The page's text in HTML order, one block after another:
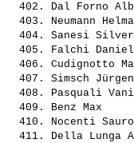
  402.
Dal
  403.
  404.
Sanesi
  405.
Falchi
  406.
  407.
Simsch
  408.
  409.
Benz
  410.
  411.
Della